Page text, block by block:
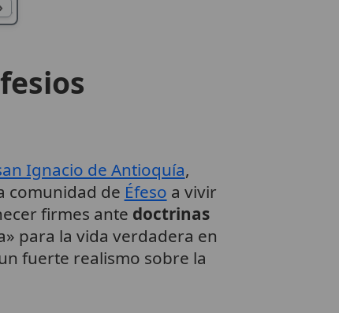
L
›
Ignacio de Antioquía,
comunidad de Éfeso a vivir
firmes ante doctrinas
para la vida verdadera en
fuerte realismo sobre la